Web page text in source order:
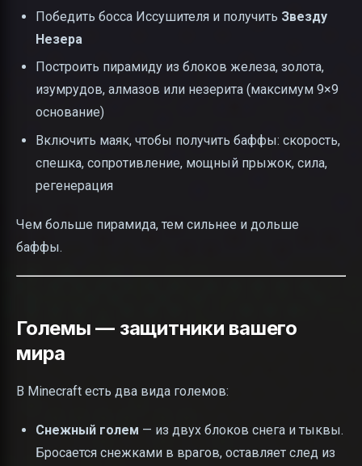
Победить босса Иссушителя и получить Звезду
Незера
Построить пирамиду из блоков железа, золота,
изумрудов, алмазов или незерита (максимум 9×9
основание)
Включить маяк, чтобы получить баффы: скорость,
спешка, сопротивление, мощный прыжок, сила,
регенерация
Чем больше пирамида, тем сильнее и дольше
баффы.
Големы — защитники вашего
мира
В Minecraft есть два вида големов:
Снежный голем — из двух блоков снега и тыквы.
Бросается снежками в врагов, оставляет след из